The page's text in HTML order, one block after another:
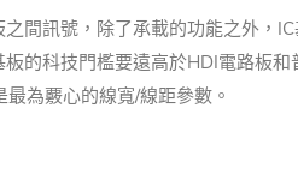
間訊號，除了承載的功能之外，
的科技門檻要遠高於HDI電路板和
為覈心的線寬/線距參數。